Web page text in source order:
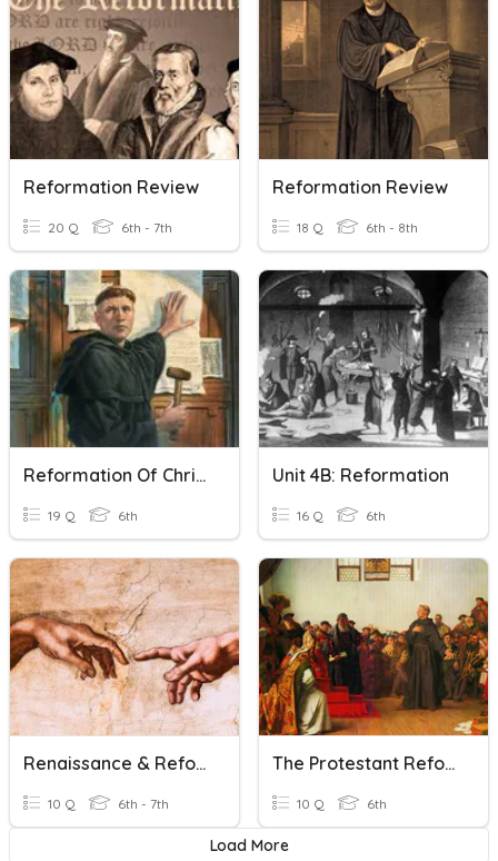
Reformation Review
20 Q 6th - 7th
Reformation Review
18 Q 6th - 8th
Reformation Of Christianity
19 Q 6th
Unit 4B: Reformation
16 Q 6th
Renaissance & Reformation
10 Q 6th - 7th
The Protestant Reformation /La Reforma Protestante
10 Q 6th
Load More